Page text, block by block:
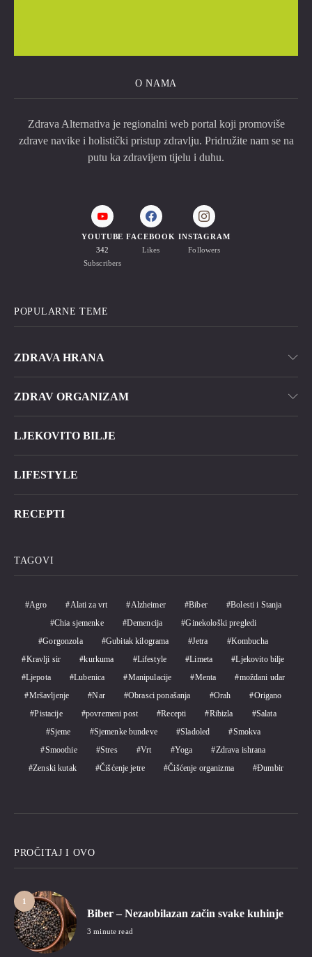
O NAMA
Zdrava Alternativa je regionalni web portal koji promoviše
zdrave navike i holistički pristup zdravlju. Pridružite nam se na
putu ka zdravijem tijelu i duhu.
YOUTUBE
342
Subscribers
FACEBOOK
Likes
INSTAGRAM
Followers
POPULARNE TEME
ZDRAVA HRANA
ZDRAV ORGANIZAM
LJEKOVITO BILJE
LIFESTYLE
RECEPTI
TAGOVI
Agro Alati za vrt Alzheimer Biber
Bolesti i Stanja
Chia sjemenke
Demencija
Ginekološki pregledi
Gorgonzola
Gubitak kilograma Jetra
Kombucha
Kravlji sir
kurkuma Lifestyle Limeta
Ljekovito bilje
Ljepota
Lubenica Manipulacije Menta
moždani udar
Mršavljenje
Nar Obrasci ponašanja Orah
Origano
Pistacije
povremeni post Recepti Ribizla
Salata
Sjeme
Sjemenke bundeve Sladoled
Smokva
Smoothie
Stres Vrt Yoga
Zdrava ishrana
Zenski kutak
Čišćenje jetre Čišćenje organizma Đumbir
PROČITAJ I OVO
1
Biber – Nezaobilazan začin svake kuhinje
3 minute read